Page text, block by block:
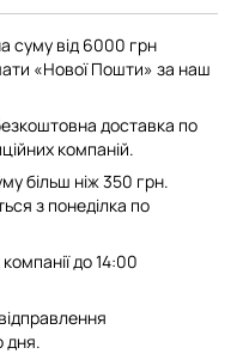
суму від 6000 грн
«Нової Пошти» за наш
доставка по
компаній.
більш ніж 350 грн.
з понеділка по
до 14:00
дня.